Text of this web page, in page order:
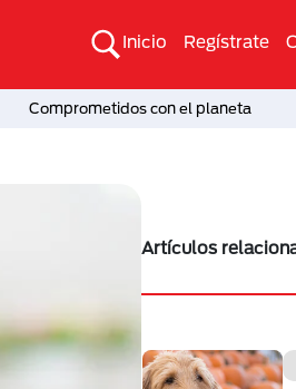
Inicio Regístrate
Comprometidos con el planeta
Artículos